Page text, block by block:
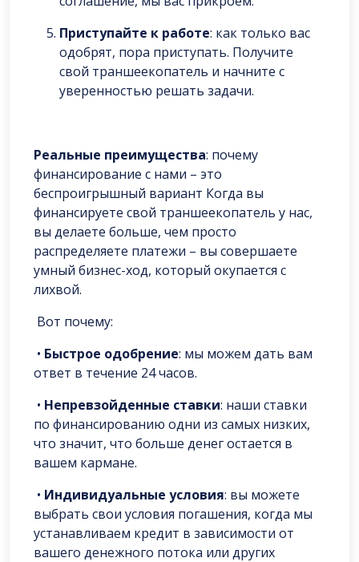
Приступайте к работе: как только вас
одобрят, пора приступать. Получите
свой траншеекопатель и начните с
уверенностью решать задачи.
Реальные преимущества: почему
финансирование с нами – это
беспроигрышный вариант Когда вы
финансируете свой траншеекопатель у нас,
вы делаете больше, чем просто
распределяете платежи – вы совершаете
умный бизнес-ход, который окупается с
лихвой.
Вот почему:
• Быстрое одобрение: мы можем дать вам
ответ в течение 24 часов.
• Непревзойденные ставки: наши ставки
по финансированию одни из самых низких,
что значит, что больше денег остается в
вашем кармане.
• Индивидуальные условия: вы можете
выбрать свои условия погашения, когда мы
устанавливаем кредит в зависимости от
вашего денежного потока или других